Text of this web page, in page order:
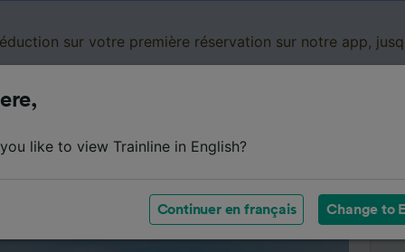
sur votre première réservation sur notre app,
like to view Trainline in English?
Continuer en français Change to